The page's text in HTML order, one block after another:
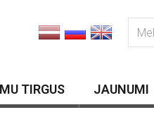
TIRGUS JAUNUMI